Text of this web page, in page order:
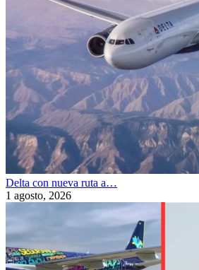
Delta con nueva ruta a…
1 agosto, 2026